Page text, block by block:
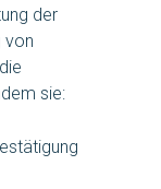
der
von
sie: